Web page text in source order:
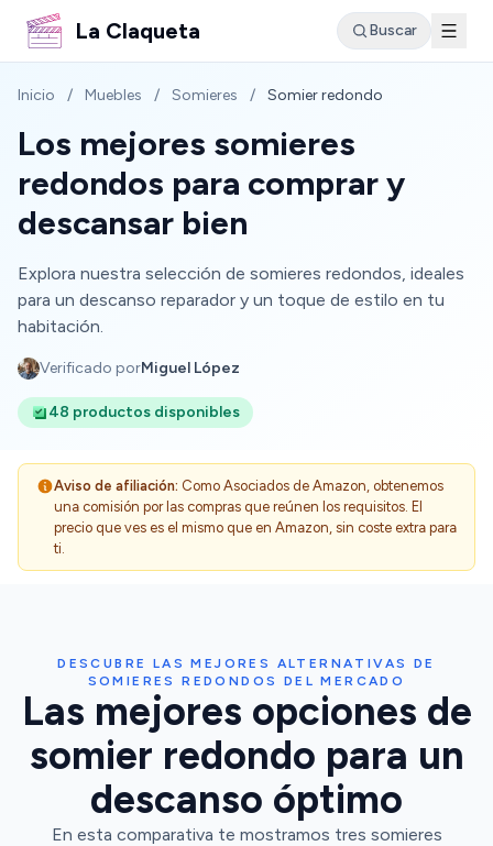
La Claqueta Buscar
Inicio / Muebles / Somieres / Somier redondo
Los mejores somieres
redondos para comprar y
descansar bien
Explora nuestra selección de somieres redondos, ideales
para un descanso reparador y un toque de estilo en tu
habitación.
Verificado porMiguel López
48 productos disponibles
Aviso de afiliación: Como Asociados de Amazon, obtenemos
una comisión por las compras que reúnen los requisitos. El
precio que ves es el mismo que en Amazon, sin coste extra para
ti.
DESCUBRE LAS MEJORES ALTERNATIVAS DE
SOMIERES REDONDOS DEL MERCADO
Las mejores opciones de
somier redondo para un
descanso óptimo
En esta comparativa te mostramos tres somieres